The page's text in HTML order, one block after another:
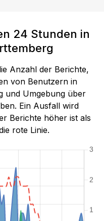
24 Stunden in
Anzahl der Berichte,
von Benutzern in
und Umgebung über
Ein Ausfall wird
Berichte höher ist als
rote Linie.